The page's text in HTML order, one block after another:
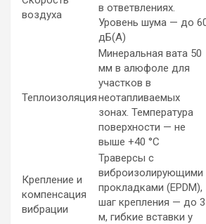
воздуха
в ответвлениях.
Уровень шума — до
дБ(А)
Теплоизоляция
Минеральная вата 50
мм в алюфоле для
участков в
неотапливаемых
зонах. Температура
поверхности — не
выше +40 °C
Крепление и
компенсация
вибрации
Траверсы с
виброизолирующими
прокладками (EPDM),
шаг крепления — до 3
м, гибкие вставки у